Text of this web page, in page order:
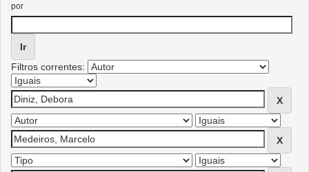
por
Filtros correntes: